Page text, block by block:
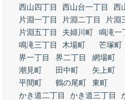
西山四丁目 西山台一丁目
西
片淵一丁目
片淵二丁目 片淵
片淵五丁目
夫婦川町 鳴滝一
鳴滝三丁目
木場町 芒塚町
界一丁目
界二丁目 網場町
潮見町
田中町 矢上町
平間町
鶴の尾町 東町
かき道二丁目
かき道三丁目